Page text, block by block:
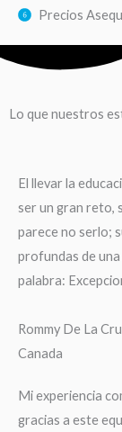
Precios
Lo que nuestros
El llevar la
ser un gran reto,
parece no serlo;
profundas de
palabra:
Rommy De La
Canada
Mi experiencia
gracias a este